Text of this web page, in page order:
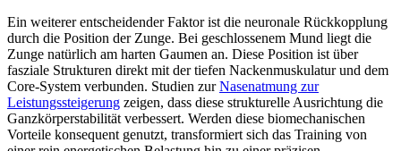
Ein weiterer entscheidender Faktor ist die neuronale Rückkopplung
durch die Position der Zunge. Bei geschlossenem Mund liegt die
Zunge natürlich am harten Gaumen an. Diese Position ist über
fasziale Strukturen direkt mit der tiefen Nackenmuskulatur und dem
Core-System verbunden. Studien zurNasenatmung zur
Leistungssteigerung zeigen, dass diese strukturelle Ausrichtung die
Ganzkörperstabilität verbessert. Werden diese biomechanischen
Vorteile konsequent genutzt, transformiert sich das Training von